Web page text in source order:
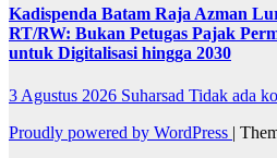
Kadispenda Batam Raja Azman
RT/RW: Bukan Petugas Pajak
untuk Digitalisasi hingga 2030
3 Agustus 2026 Suharsad Tidak ada
Proudly powered by WordPress |